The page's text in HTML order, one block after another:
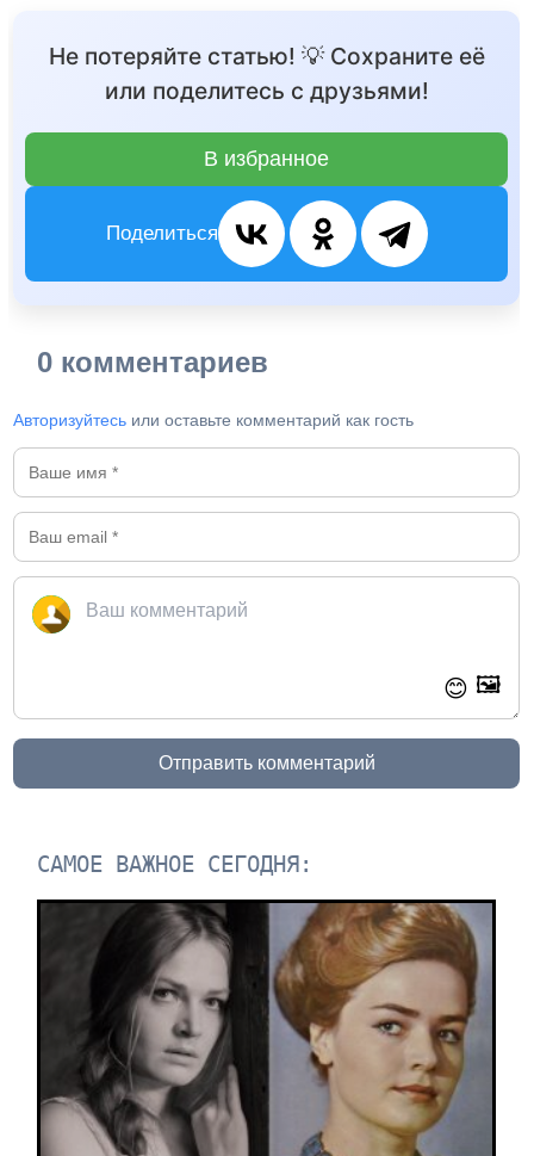
Не потеряйте статью! 💡 Сохраните её
или поделитесь с друзьями!
В избранное
Поделиться
0 комментариев
Авторизуйтесь или оставьте комментарий как гость
😊 🖼️
Отправить комментарий
САМОЕ ВАЖНОЕ СЕГОДНЯ: